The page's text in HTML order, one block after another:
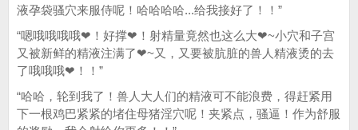
液孕袋骚穴来服侍呢！哈哈哈哈...给我接好了！！”
“嗯哦哦哦哦❤！好撑❤！射精量竟然也这么大❤~小穴和子宫
又被新鲜的精液注满了❤~又，又要被肮脏的兽人精液烫的去
了哦哦哦❤！！”
“哈哈，轮到我了！兽人大人们的精液可不能浪费，得赶紧用
下一根鸡巴紧紧的堵住母猪淫穴呢！夹紧点，骚逼！作为舒服